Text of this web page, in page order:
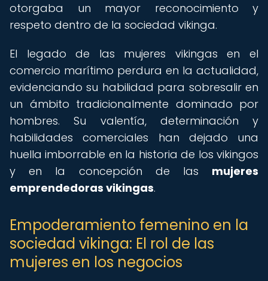
otorgaba un mayor reconocimiento y
respeto dentro de la sociedad vikinga.
El legado de las mujeres vikingas en el
comercio marítimo perdura en la actualidad,
evidenciando su habilidad para sobresalir en
un ámbito tradicionalmente dominado por
hombres. Su valentía, determinación y
habilidades comerciales han dejado una
huella imborrable en la historia de los vikingos
y en la concepción de las mujeres
emprendedoras vikingas.
Empoderamiento femenino en la
sociedad vikinga: El rol de las
mujeres en los negocios